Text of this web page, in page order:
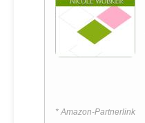
* Amazon-Partnerlink